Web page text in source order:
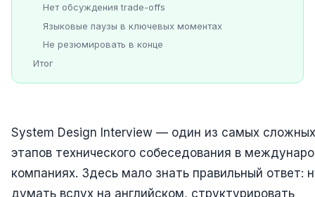
Нет обсуждения trade-offs
Языковые паузы в ключевых моментах
Не резюмировать в конце
Итог
System Design Interview — один из самых сложных
этапов технического собеседования в
компаниях. Здесь мало знать правильный ответ:
думать вслух на английском, структурировать